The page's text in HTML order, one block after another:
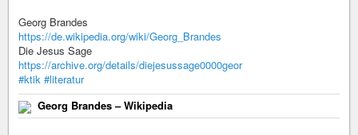
Georg Brandes
https://de.wikipedia.org/wiki/Georg_Brandes
Die Jesus Sage
https://archive.org/details/diejesussage0000geor
#ktik #literatur
Georg Brandes – Wikipedia